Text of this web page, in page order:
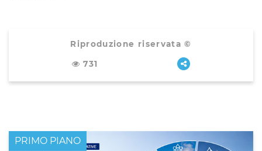
Riproduzione riservata ©
731
PRIMO PIANO